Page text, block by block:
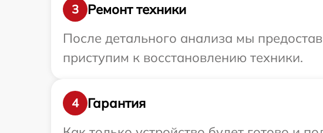
3
Ремонт техники
После детального анализа мы
приступим к восстановлению техники.
4
Гарантия